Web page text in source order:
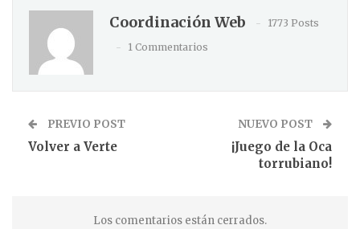
Coordinación Web
1773 Posts
1 Commentarios
PREVIO POST
Volver a Verte
NUEVO POST
¡Juego de la Oca
torrubiano!
Los comentarios están cerrados.